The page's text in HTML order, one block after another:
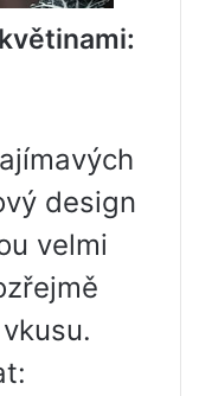
design
velmi